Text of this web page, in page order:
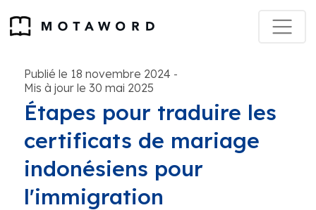
Publié le 18 novembre 2024 -
Mis à jour le 30 mai 2025
Étapes pour traduire les
certificats de mariage
indonésiens pour
l'immigration